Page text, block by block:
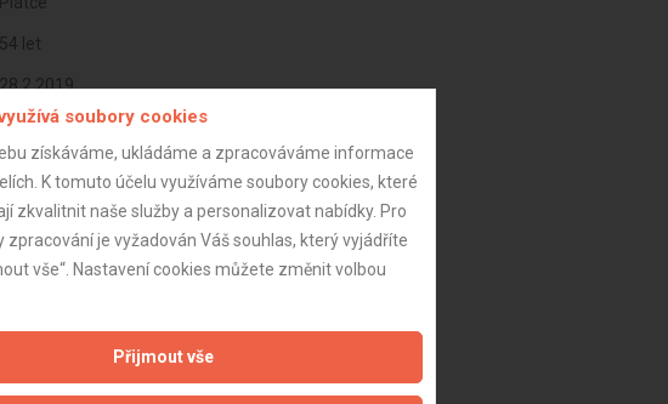
54 let
28.2.2019
soubory cookies
získáváme, ukládáme a zpracováváme informace
K tomuto účelu využíváme soubory cookies, které
zkvalitnit naše služby a personalizovat nabídky. Pro
zpracování je vyžadován Váš souhlas, který vyjádříte
vše“. Nastavení cookies můžete změnit volbou
Přijmout vše